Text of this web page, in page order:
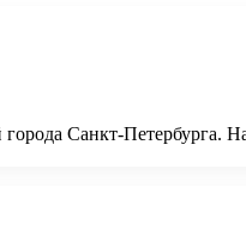
Санкт-Петербурга.